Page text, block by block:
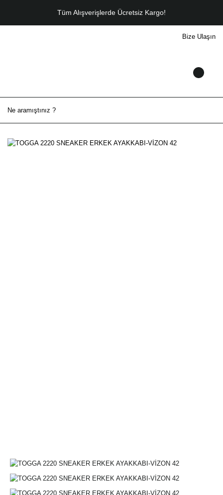
Tüm Alışverişlerde Ücretsiz Kargo!
Bize Ulaşın